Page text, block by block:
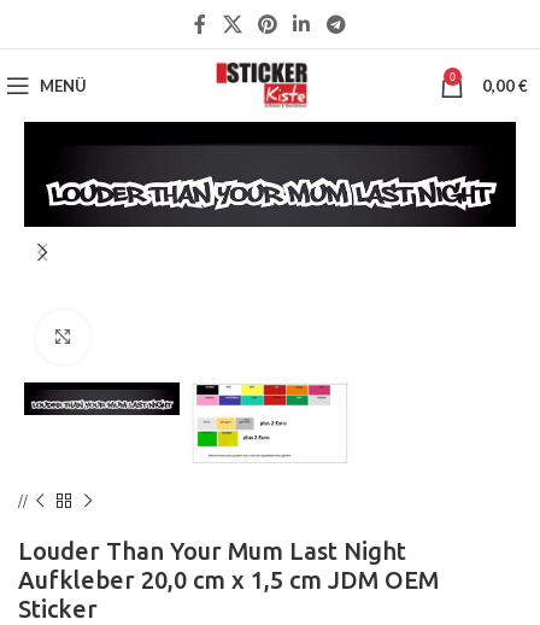
MENÜ 0 0,00€
Louder Than Your Mum Last Night
Aufkleber 20,0 cm x 1,5 cm JDM OEM
Sticker